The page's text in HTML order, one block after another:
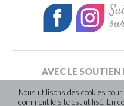
Nous utilisons des cookies
comment le site est utilisé. En
AVEC LE SOUTIEN